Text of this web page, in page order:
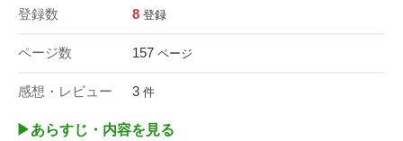
登録数 8 登録
ページ数 157 ページ
感想・レビュー 3 件
▶︎あらすじ・内容を見る